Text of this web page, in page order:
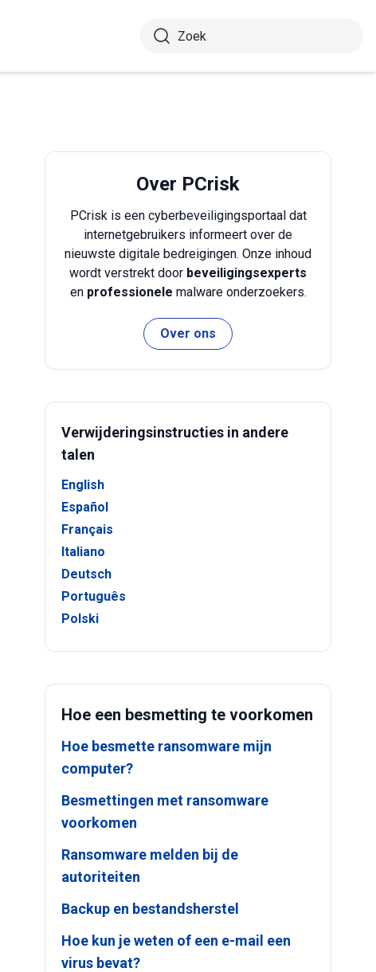
Over PCrisk
PCrisk is een cyberbeveiligingsportaal dat
internetgebruikers informeert over de
nieuwste digitale bedreigingen. Onze inhoud
wordt verstrekt door beveiligingsexperts
en professionele malware onderzoekers.
Over ons
Verwijderingsinstructies in andere
talen
English
Español
Français
Italiano
Deutsch
Português
Polski
Hoe een besmetting te voorkomen
Hoe besmette ransomware mijn
computer?
Besmettingen met ransomware
voorkomen
Ransomware melden bij de
autoriteiten
Backup en bestandsherstel
Hoe kun je weten of een e-mail een
virus bevat?